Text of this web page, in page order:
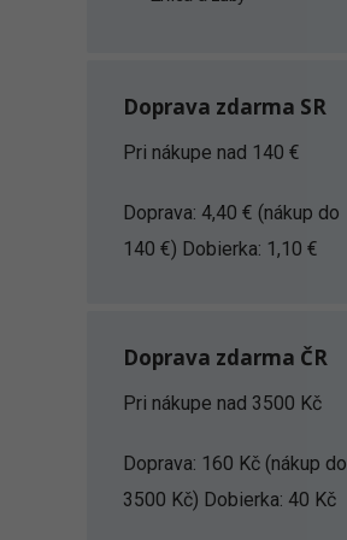
Doprava zdarma SR
Pri nákupe nad 140 €
Doprava: 4,40 € (nákup do
140 €) Dobierka: 1,10 €
Doprava zdarma ČR
Pri nákupe nad 3500 Kč
Doprava: 160 Kč (nákup do
3500 Kč) Dobierka: 40 Kč